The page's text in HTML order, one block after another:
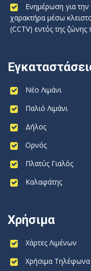
Ενημέρωση για
χαρακτήρα μέσω
(CCTV) εντός της
Νέο Λιμάνι
Παλιό Λιμάνι
Δήλος
Ορνός
Πλατύς Γιαλός
Καλαφάτης
Χρήσιμα
Χάρτες Λιμένων
Χρήσιμα Τηλέφωνα